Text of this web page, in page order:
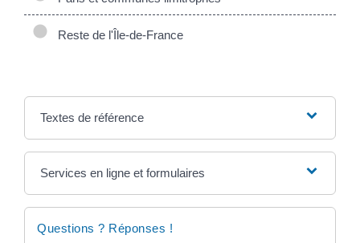
Reste de l'Île-de-France
Textes de référence
Services en ligne et formulaires
Questions ? Réponses !